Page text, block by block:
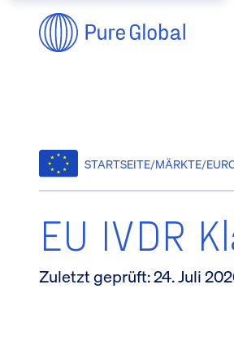
STARTSEITE/MÄRKTE/
EU IVDR
Zuletzt geprüft:24. Juli